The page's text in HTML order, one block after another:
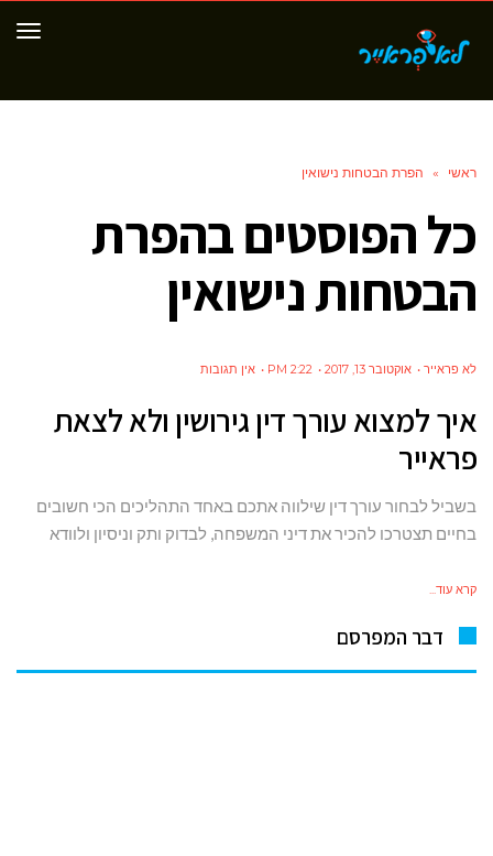
ראשי » הפרת הבטחות נישואין
כל הפוסטים בהפרת
הבטחות נישואין
לא פראייר אוקטובר 13, 2017 2:22 PM אין תגובות
איך למצוא עורך דין גירושין ולא לצאת
פראייר
בשביל לבחור עורך דין שילווה אתכם באחד התהליכים הכי חשובים
בחיים תצטרכו להכיר את דיני המשפחה, לבדוק ותק וניסיון ולוודא
קרא עוד...
דבר המפרסם